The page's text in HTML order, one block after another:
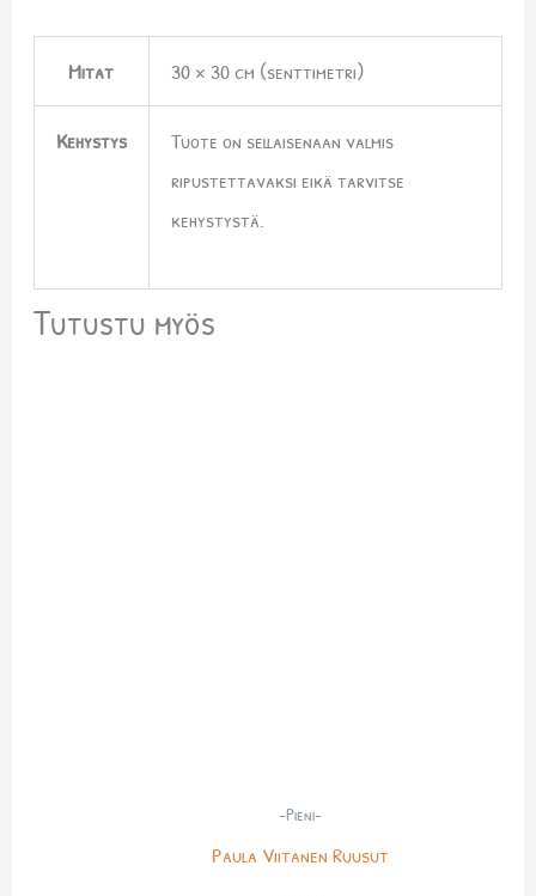
Mitat 30 × 30 cm (senttimetri)
Kehystys
Tuote on sellaisenaan valmis
ripustettavaksi eikä tarvitse
kehystystä.
Tutustu myös
-Pieni-
Paula Viitanen Ruusut